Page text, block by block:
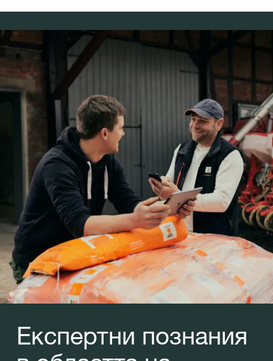
Експертни познания